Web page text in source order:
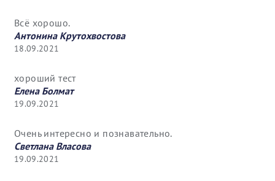
Всё хорошо.
Антонина Крутохвостова
18.09.2021
хороший тест
Елена Болмат
19.09.2021
Очень интересно и познавательно.
Светлана Власова
19.09.2021